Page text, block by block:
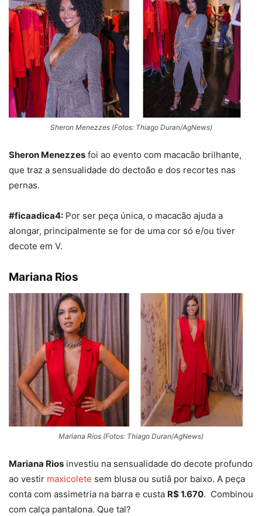
Sheron Menezzes (Fotos: Thiago Duran/AgNews)
Sheron Menezzes foi ao evento com macacão brilhante,
que traz a sensualidade do dectoão e dos recortes nas
pernas.
#ficaadica4: Por ser peça única, o macacão ajuda a
alongar, principalmente se for de uma cor só e/ou tiver
decote em V.
Mariana Rios
Mariana Rios (Fotos: Thiago Duran/AgNews)
Mariana Rios investiu na sensualidade do decote profundo
ao vestir maxicolete sem blusa ou sutiã por baixo. A peça
conta com assimetria na barra e custa R$ 1.670. Combinou
com calça pantalona. Que tal?